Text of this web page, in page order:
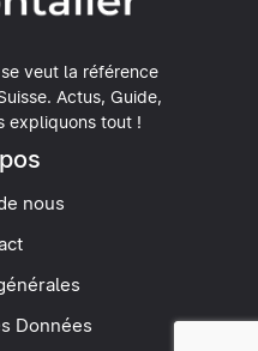
veut la référence
Actus, Guide,
expliquons tout !
nous
Données